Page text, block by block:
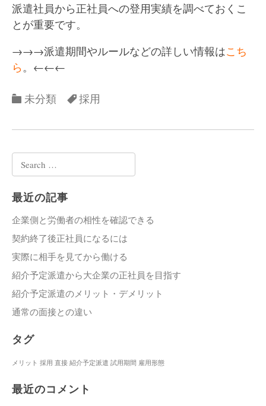
派遣社員から正社員への登用実績を調べておくこ
とが重要です。
→→→派遣期間やルールなどの詳しい情報はこち
ら。←←←
Categories
未分類 Categories
採用
for:
最近の記事
企業側と労働者の相性を確認できる
契約終了後正社員になるには
実際に相手を見てから働ける
紹介予定派遣から大企業の正社員を目指す
紹介予定派遣のメリット・デメリット
通常の面接との違い
タグ
メリット 採用 直接 紹介予定派遣 試用期間 雇用形態
最近のコメント